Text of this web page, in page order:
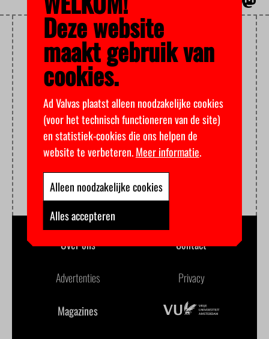
TENURE TRACK
Over ons Contact
Advertenties Privacy
Magazines
Deze website
maakt gebruik van
cookies.
Ad Valvas plaatst alleen noodzakelijke cookies
(voor het technisch functioneren van de site)
en statistiek-cookies die ons helpen de
website te verbeteren.Meer informatie.
Alleen noodzakelijke cookies
Alles accepteren